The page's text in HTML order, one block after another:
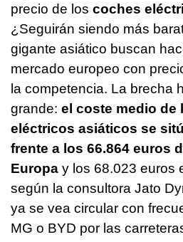
precio de los coches
¿Seguirán siendo más
gigante asiático buscan
mercado europeo con
la competencia. La brecha
grande: el coste medio de
eléctricos asiáticos se
frente a los 66.864 euros
Europa y los 68.023 euros
según la consultora Jato
ya se vea circular con
MG o BYD por las